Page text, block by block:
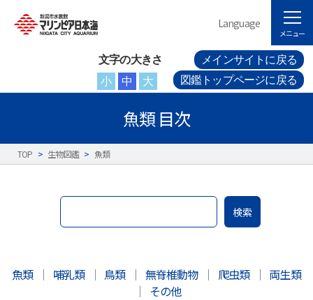
文字の大きさ
小
中 大
メインサイトに戻る
図鑑トップページに戻る
Language
メニュー
魚類 目次
TOP > 生物図鑑 > 魚類
検索
魚類 ｜ 哺乳類 ｜ 鳥類 ｜ 無脊椎動物 ｜ 爬虫類 ｜ 両生類
｜ その他